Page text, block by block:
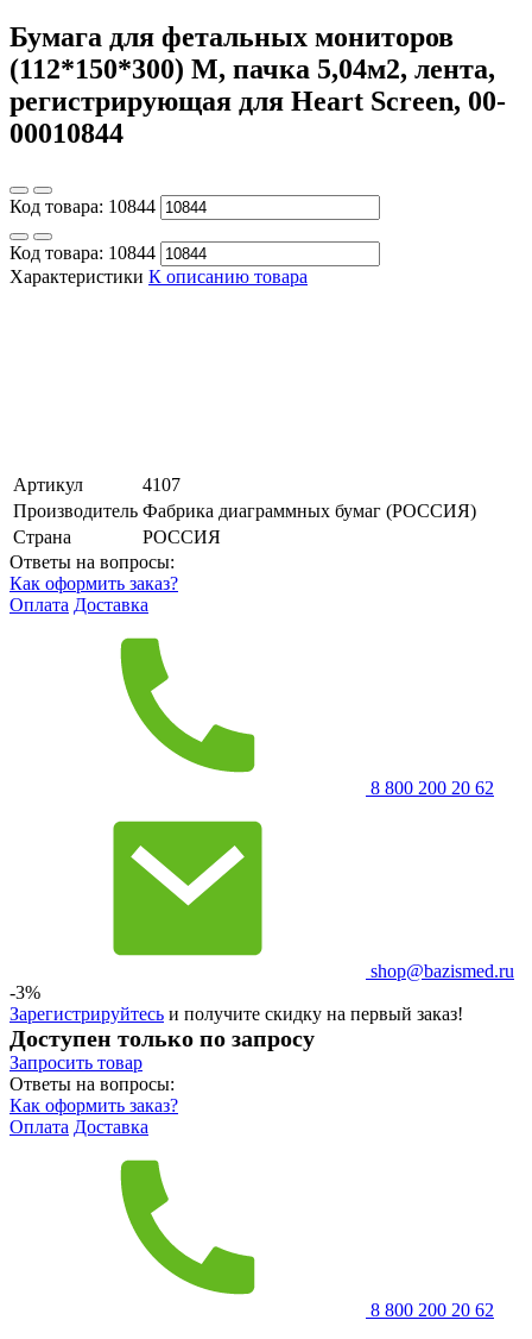
Бумага для фетальных мониторов
(112*150*300) М, пачка 5,04м2, лента,
регистрирующая для Heart Screen, 00-
00010844
Код товара: 10844
Код товара: 10844
Характеристики К описанию товара
Артикул
4107
Производитель Фабрика диаграммных бумаг (РОССИЯ)
Страна
РОССИЯ
Ответы на вопросы:
Как оформить заказ?
Оплата Доставка
8 800 200 20 62
shop@bazismed.ru
-3%
Зарегистрируйтесь и получите скидку на первый заказ!
Доступен только по запросу
Запросить товар
Ответы на вопросы:
Как оформить заказ?
Оплата Доставка
8 800 200 20 62